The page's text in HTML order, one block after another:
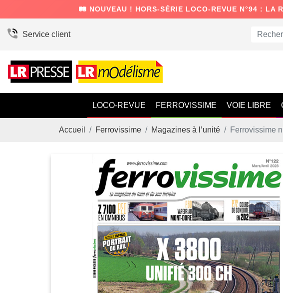
🛤️ NOUVEAU ! HORS-SÉRIE LOCO-REVUE N°94 : LA
Service client
LOCO-REVUE FERROVISSIME VOIE LIBRE
Accueil Ferrovissime Magazines à l’unité Ferrovissime